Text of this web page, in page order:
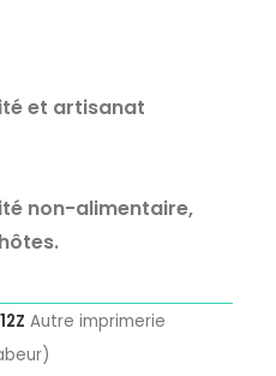
et artisanat
non-alimentaire,
Autre imprimerie